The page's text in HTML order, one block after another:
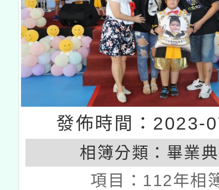
發佈時間：2023-
相簿分類： 畢業
項目： 112年相